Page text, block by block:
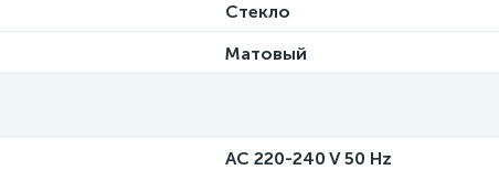
Стекло
Матовый
AC 220-240 V 50 Hz